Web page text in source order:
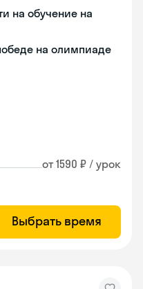
на обучение на
на олимпиаде
от 1590 ₽ / урок
Выбрать время